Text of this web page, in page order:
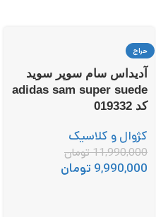
حراج
آدیداس سام سوپر سوید
adidas sam super suede
کد 019332
کژوال و کلاسیک
11,990,000تومان
9,990,000 تومان